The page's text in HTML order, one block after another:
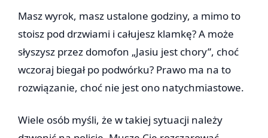
Masz wyrok, masz ustalone godziny, a mimo to
stoisz pod drzwiami i całujesz klamkę? A może
słyszysz przez domofon „Jasiu jest chory”, choć
wczoraj biegał po podwórku? Prawo ma na to
rozwiązanie, choć nie jest ono natychmiastowe.
Wiele osób myśli, że w takiej sytuacji należy